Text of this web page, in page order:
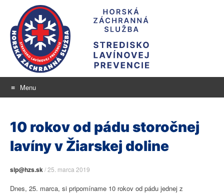
prevencie
Menu
content
10 rokov od pádu storočnej
lavíny v Žiarskej doline
slp@hzs.sk/25. marca 2019
Dnes, 25. marca, si pripomíname 10 rokov od pádu jednej z